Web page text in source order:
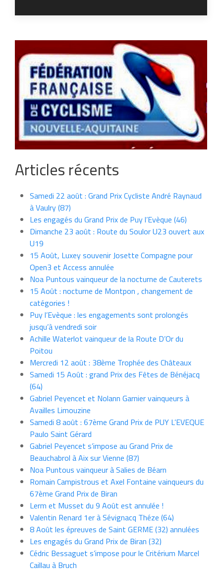
Articles récents
Samedi 22 août : Grand Prix Cycliste André Raynaud
à Vaulry (87)
Les engagés du Grand Prix de Puy l’Evèque (46)
Dimanche 23 août : Route du Soulor U23 ouvert aux
U19
15 Août, Luxey souvenir Josette Compagne pour
Open3 et Access annulée
Noa Puntous vainqueur de la nocturne de Cauterets
15 Août : nocturne de Montpon , changement de
catégories !
Puy l’Evèque : les engagements sont prolongés
jusqu’à vendredi soir
Achille Waterlot vainqueur de la Route D’Or du
Poitou
Mercredi 12 août : 38ème Trophée des Châteaux
Samedi 15 Août : grand Prix des Fêtes de Bénéjacq
(64)
Gabriel Peyencet et Nolann Garnier vainqueurs à
Availles Limouzine
Samedi 8 août : 67ème Grand Prix de PUY L’EVEQUE
Paulo Saint Gérard
Gabriel Peyencet s’impose au Grand Prix de
Beauchabrol à Aix sur Vienne (87)
Noa Puntous vainqueur à Salies de Béarn
Romain Campistrous et Axel Fontaine vainqueurs du
67ème Grand Prix de Biran
Lerm et Musset du 9 Août est annulée !
Valentin Renard 1er à Sévignacq Théze (64)
8 Août les épreuves de Saint GERME (32) annulées
Les engagés du Grand Prix de Biran (32)
Cédric Bessaguet s’impose pour le Critérium Marcel
Caillau à Bruch